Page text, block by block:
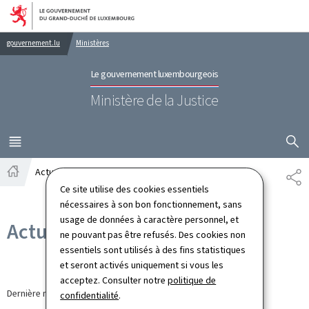
Ce site utilise des cookies essentiels
nécessaires à son bon fonctionnement, sans
usage de données à caractère personnel, et
ne pouvant pas être refusés. Des cookies non
essentiels sont utilisés à des fins statistiques
et seront activés uniquement si vous les
acceptez. Consulter notrepolitique de
confidentialité.
Aller au menu principal
Aller au contenu
gouvernement.lu Ministères
Le gouvernement luxembourgeois
Ministère de la Justice
MENU
PRINCIPAL
Actualités
Actualités
Dernière modification le30.03.2026